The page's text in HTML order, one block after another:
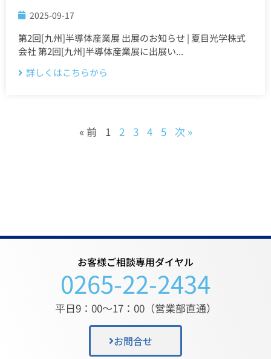
2025-09-17
第2回[九州]半導体産業展 出展のお知らせ | 夏目光学株式
会社 第2回[九州]半導体産業展に出展い...
詳しくはこちらから
« 前 1 2 3 4 5 次 »
お客様ご相談専用ダイヤル
0265-22-2434
平日9：00〜17：00（営業部直通）
お問合せ